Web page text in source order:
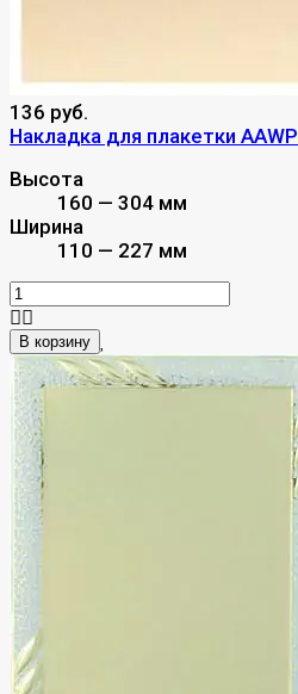
136 руб.
Накладка для плакетки AAWP
Высота
160 — 304 мм
Ширина
110 — 227 мм
В корзину